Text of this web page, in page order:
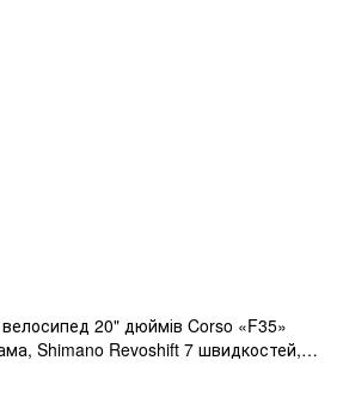
20" дюймів Corso «F35»
Shimano Revoshift 7 швидкостей,